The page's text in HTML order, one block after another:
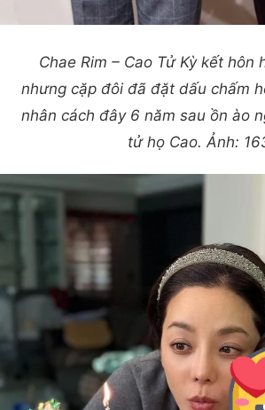
Chae Rim – Cao Tử Kỳ kết hôn
nhưng cặp đôi đã đặt dấu chấm
nhân cách đây 6 năm sau ồn ào
tử họ Cao. Ảnh: